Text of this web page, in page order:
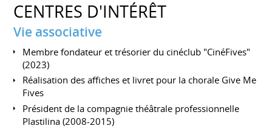
CENTRES D'INTÉRÊT
Vie associative
Membre fondateur et trésorier du cinéclub "CinéFives"
(2023)
Réalisation des affiches et livret pour la chorale Give Me
Fives
Président de la compagnie théâtrale professionnelle
Plastilina (2008-2015)